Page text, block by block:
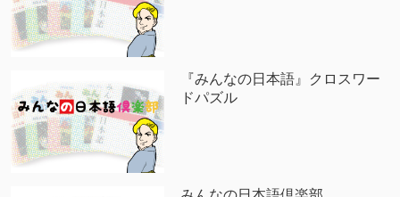
『みんなの日本語』クロスワー
ドパズル